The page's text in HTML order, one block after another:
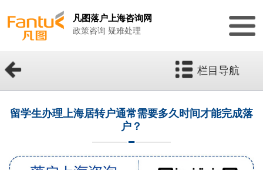
凡图落户上海咨询网
政策咨询 疑难处理
栏目导航
留学生办理上海居转户通常需要多久时间才能完成落
户？